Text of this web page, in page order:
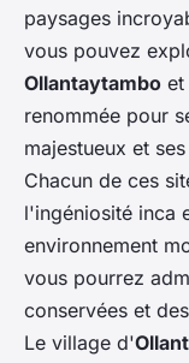
paysages
vous pouvez
Ollantaytambo et
renommée pour
majestueux et
Chacun de ces
l'ingéniosité inca
environnement
vous pourrez
conservées et
Le village d'